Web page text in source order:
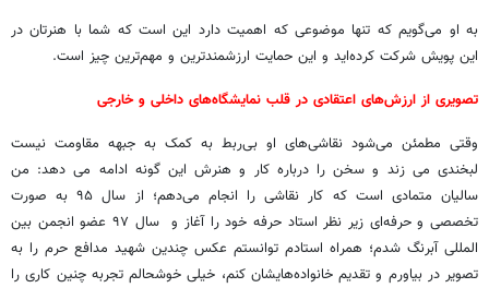
به او می‌گویم که تنها موضوعی که اهمیت دارد این است که شما با هنرتان در
این پویش شرکت کرده‌اید و این حمایت ارزشمندترین و مهم‌ترین چیز است.
تصویری از ارزش‌های اعتقادی در قلب نمایشگاه‌های داخلی و خارجی
وقتی مطمئن می‌شود نقاشی‌های او بی‌ربط به کمک به جبهه مقاومت نیست
لبخندی می زند و سخن را درباره کار و هنرش این گونه ادامه می دهد: من
سالیان متمادی است که کار نقاشی را انجام می‌دهم؛ از سال ۹۵ به صورت
تخصصی و حرفه‌ای زیر نظر استاد حرفه خود را آغاز و سال ۹۷ عضو انجمن بین
المللی آبرنگ شدم؛ همراه استادم توانستم عکس چندین شهید مدافع حرم را به
تصویر در بیاورم و تقدیم خانواده‌هایشان کنم، خیلی خوشحالم تجربه چنین کاری را